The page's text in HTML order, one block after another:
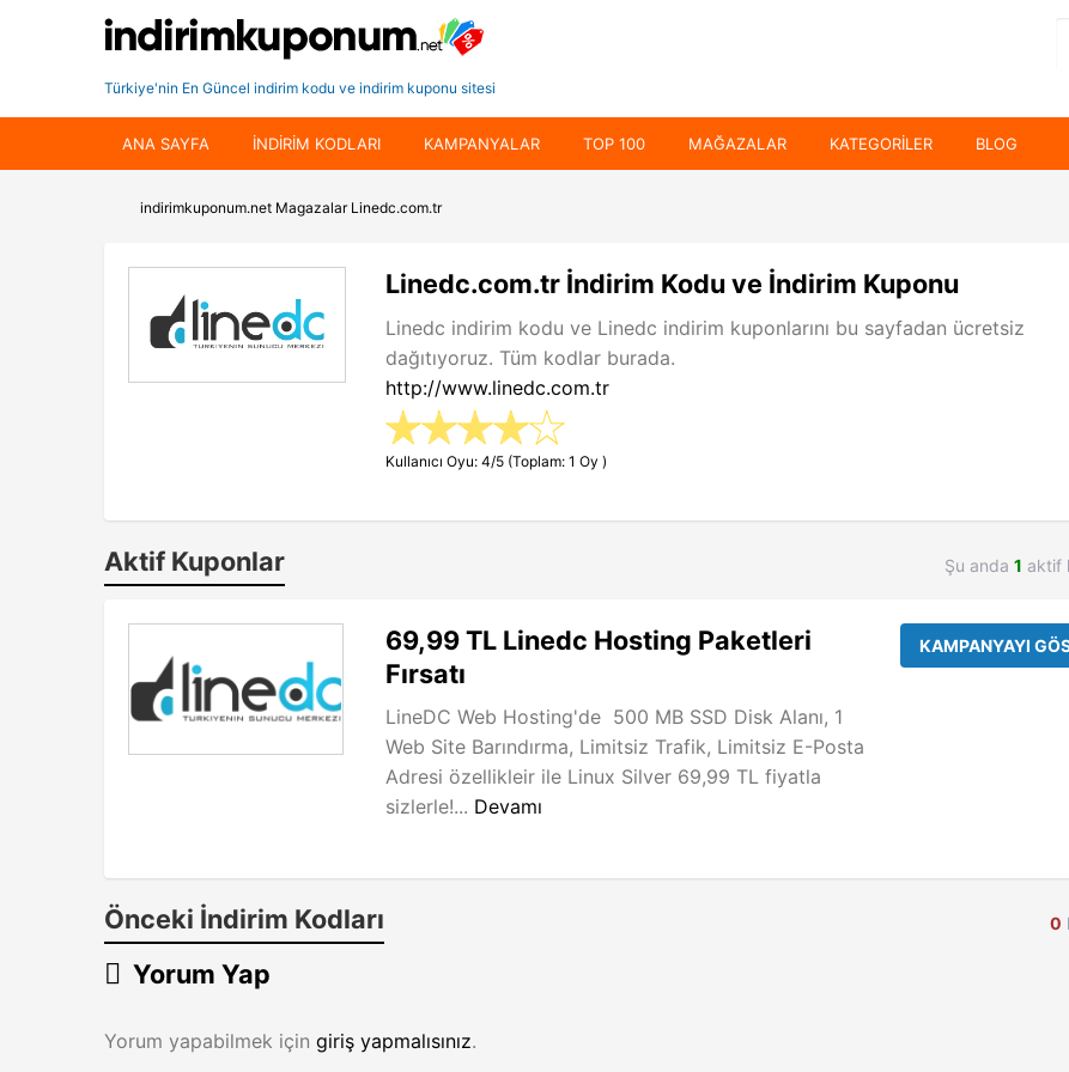
Türkiye'nin En Güncel indirim kodu ve indirim kuponu sitesi
ANA SAYFA INDIRIM KODLARI KAMPANYALAR TOP 100 MAĞAZALAR KATEGORILER BLOG
indirimkuponum.net Magazalar Linedc.com.tr
Linedc.com.tr İndirim Kodu ve İndirim Kuponu
Linedc indirim kodu ve Linedc indirim kuponlarını bu sayfadan ücretsiz
dağıtıyoruz. Tüm kodlar burada.
http://www.linedc.com.tr
Kullanıcı Oyu: 4/5 (Toplam: 1 Oy )
Aktif Kuponlar Şu anda 1 aktif
69,99 TL Linedc Hosting Paketleri
Fırsatı
LineDC Web Hosting'de 500 MB SSD Disk Alanı, 1
Web Site Barındırma, Limitsiz Trafik, Limitsiz E-Posta
Adresi özellikleir ile Linux Silver 69,99 TL fiyatla
sizlerle!... Devamı
KAMPANYAYI
Önceki İndirim Kodları 0
Yorum Yap
Yorum yapabilmek için giriş yapmalısınız.